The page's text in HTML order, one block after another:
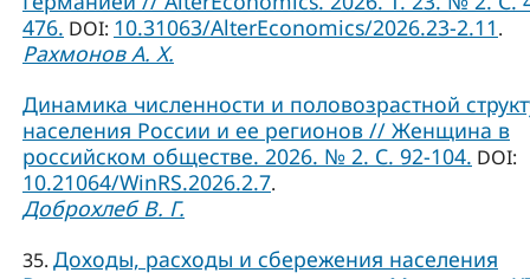
476. DOI: 10.31063/AlterEconomics/2026.23-2.11.
Рахмонов А. Х.
Динамика численности и половозрастной
населения России и ее регионов // Женщина в
российском обществе. 2026. № 2. С. 92-104. DOI:
10.21064/WinRS.2026.2.7.
Доброхлеб В. Г.
35. Доходы, расходы и сбережения населения